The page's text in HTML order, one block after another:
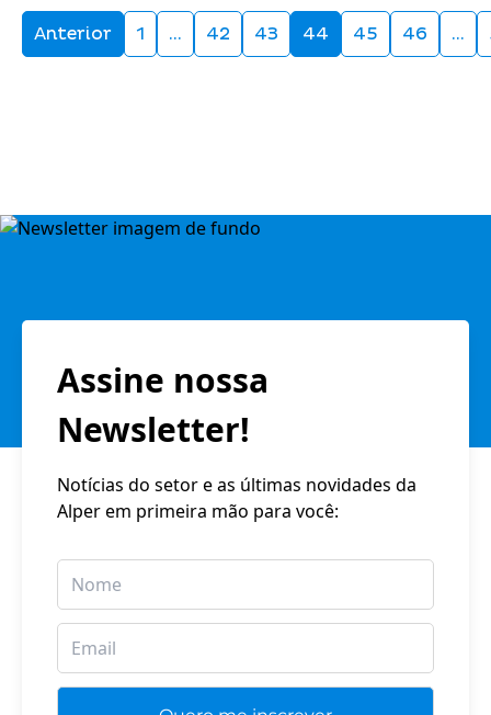
Anterior 1 … 42 43 44 45 46 …
Assine nossa
Newsletter!
Notícias do setor e as últimas novidades da
Alper em primeira mão para você: